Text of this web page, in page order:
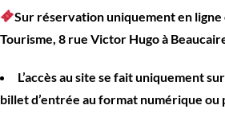
Sur réservation uniquement en ligne
Tourisme, 8 rue Victor Hugo à
L’accès au site se fait uniquement
billet d’entrée au format numérique ou